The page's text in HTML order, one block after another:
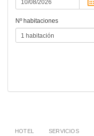
Nº habitaciones
HOTEL SERVICIOS